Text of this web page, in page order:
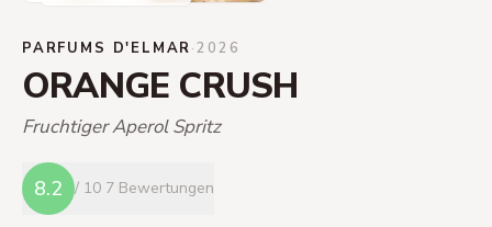
PARFUMS D'ELMAR·2026
ORANGE CRUSH
Fruchtiger Aperol Spritz
8.2 / 10 7 Bewertungen